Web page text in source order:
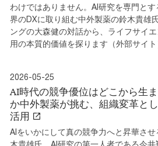
わけではありません。AI研究を専門と
界のDXに取り組む中外製薬の鈴木貴雄
ングの大森健の対話から、ライフサイ
用の本質的価値を探ります（外部サイト
2026-05-25
AI時代の競争優位はどこから生
か中外製薬が挑む、組織変革と
活用
AIをいかにして真の競争力へと昇華さ
木貴雄氏、AI研究の第一人者である今